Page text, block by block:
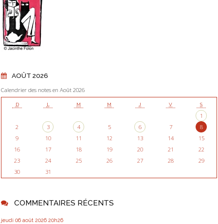
AOÛT 2026
Calendrier des notes en Août 2026
D L M M J V S
1
2
3 4 5 6 7
8
9
10 11 12 13 14
15
16
17 18 19 20 21
22
23
24 25 26 27 28
29
30
31
COMMENTAIRES RÉCENTS
jeudi 06 août 2026 20h26